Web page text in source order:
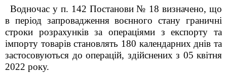
Водночас у п. 142 Постанови № 18 визначено, що
в період запровадження воєнного стану граничні
строки розрахунків за операціями з експорту та
імпорту товарів становлять 180 календарних днів та
застосовуються до операцій, здійснених з 05 квітня
2022 року.